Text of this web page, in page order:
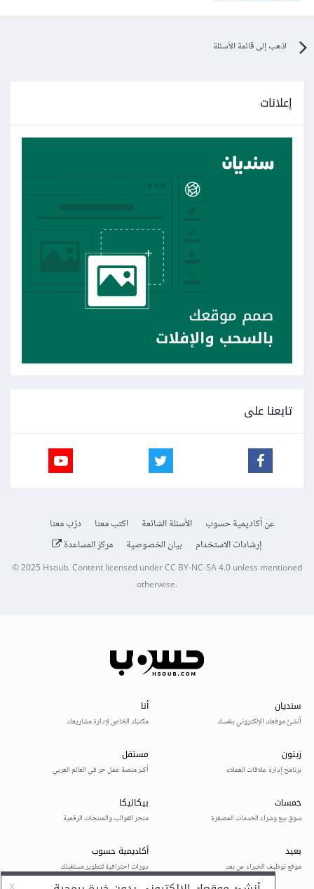
اذهب إلى قائمة الأسئلة
إعلانات
تابعنا على
عن أكاديمية حسوب الأسئلة الشائعة اكتب معنا
درّب معنا
إرشادات الاستخدام
بيان الخصوصية مركز المساعدة
© 2025Hsoub.Content licensed underCC BY-NC-SA 4.0unless mentioned
otherwise.